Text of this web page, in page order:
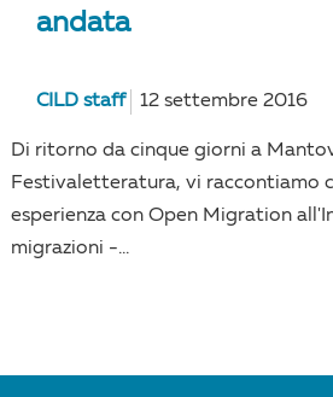
andata
CILD staff 12 settembre 2016
Di ritorno da cinque giorni a
Festivaletteratura, vi raccontiamo
esperienza con Open Migration
migrazioni -...